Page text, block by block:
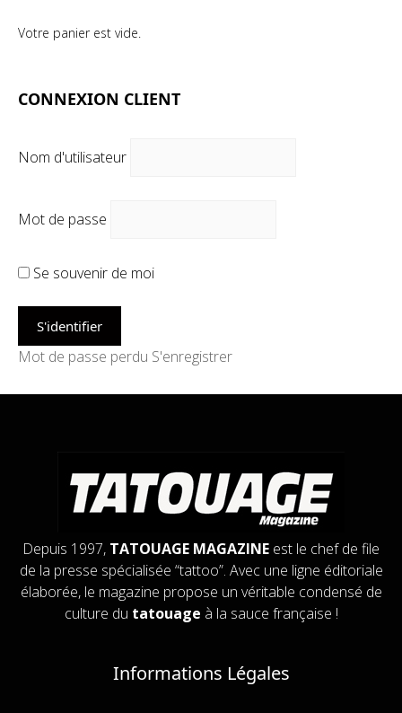
Votre panier est vide.
CONNEXION CLIENT
Nom d'utilisateur
Mot de passe
Se souvenir de moi
Mot de passe perdu S'enregistrer
Depuis 1997, TATOUAGE MAGAZINE est le chef de file
de la presse spécialisée “tattoo”. Avec une ligne éditoriale
élaborée, le magazine propose un véritable condensé de
culture du tatouage à la sauce française !
Informations Légales